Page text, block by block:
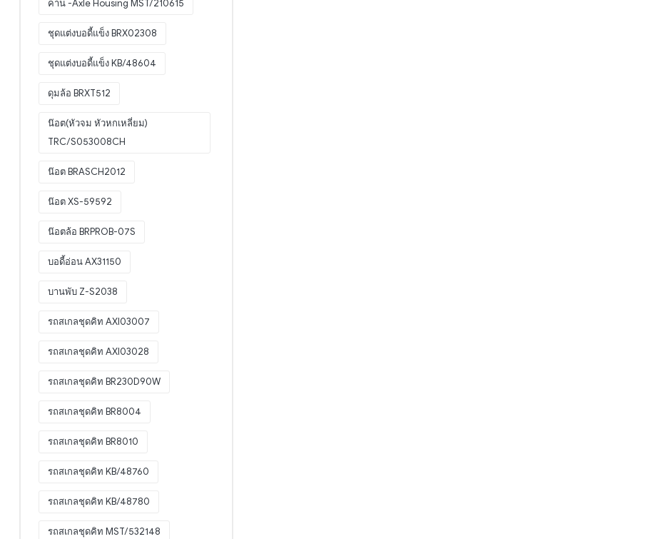
คาน -Axle Housing MST/210615
ชุดแต่งบอดี้แข็ง BRX02308
ชุดแต่งบอดี้แข็ง KB/48604
ดุมล้อ BRXT512
น๊อต(หัวจม หัวหกเหลี่ยม)
TRC/S053008CH
น๊อต BRASCH2012
น๊อต XS-59592
น๊อตล้อ BRPROB-07S
บอดี้อ่อน AX31150
บานพับ Z-S2038
รถสเกลชุดคิท AXI03007
รถสเกลชุดคิท AXI03028
รถสเกลชุดคิท BR230D90W
รถสเกลชุดคิท BR8004
รถสเกลชุดคิท BR8010
รถสเกลชุดคิท KB/48760
รถสเกลชุดคิท KB/48780
รถสเกลชุดคิท MST/532148